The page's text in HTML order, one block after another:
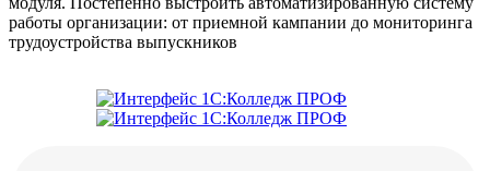
работы организации: от приемной кампании до мониторинга
трудоустройства выпускников